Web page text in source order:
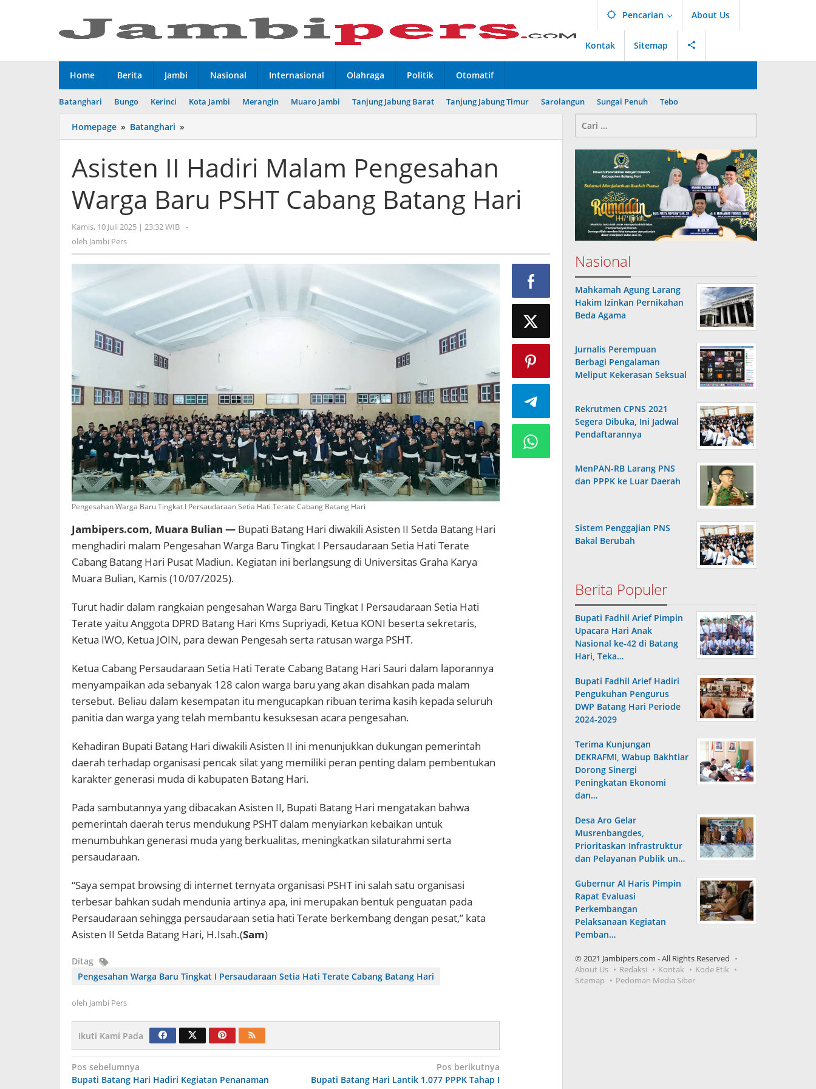
Pencarian About Us
Kontak Sitemap
Home Berita Jambi Nasional Internasional Olahraga Politik Otomatif
Batanghari Bungo Kerinci Kota Jambi Merangin Muaro Jambi Tanjung Jabung Barat Tanjung Jabung Timur Sarolangun Sungai Penuh Tebo
Homepage » Batanghari »
II
Malam
Pengesahan
Baru
Cabang
Hari
Asisten II Hadiri Malam Pengesahan
Warga Baru PSHT Cabang Batang Hari
Kamis, 10 Juli 2025 | 23:32 WIB oleh
-
oleh Jambi Pers
Pengesahan Warga Baru Tingkat I Persaudaraan Setia Hati Terate Cabang Batang Hari
Jambipers.com, Muara Bulian — Bupati Batang Hari diwakili Asisten II Setda Batang Hari
menghadiri malam Pengesahan Warga Baru Tingkat I Persaudaraan Setia Hati Terate
Cabang Batang Hari Pusat Madiun. Kegiatan ini berlangsung di Universitas Graha Karya
Muara Bulian, Kamis (10/07/2025).
Turut hadir dalam rangkaian pengesahan Warga Baru Tingkat I Persaudaraan Setia Hati
Terate yaitu Anggota DPRD Batang Hari Kms Supriyadi, Ketua KONI beserta sekretaris,
Ketua IWO, Ketua JOIN, para dewan Pengesah serta ratusan warga PSHT.
Ketua Cabang Persaudaraan Setia Hati Terate Cabang Batang Hari Sauri dalam laporannya
menyampaikan ada sebanyak 128 calon warga baru yang akan disahkan pada malam
tersebut. Beliau dalam kesempatan itu mengucapkan ribuan terima kasih kepada seluruh
panitia dan warga yang telah membantu kesuksesan acara pengesahan.
Kehadiran Bupati Batang Hari diwakili Asisten II ini menunjukkan dukungan pemerintah
daerah terhadap organisasi pencak silat yang memiliki peran penting dalam pembentukan
karakter generasi muda di kabupaten Batang Hari.
Pada sambutannya yang dibacakan Asisten II, Bupati Batang Hari mengatakan bahwa
pemerintah daerah terus mendukung PSHT dalam menyiarkan kebaikan untuk
menumbuhkan generasi muda yang berkualitas, meningkatkan silaturahmi serta
persaudaraan.
“Saya sempat browsing di internet ternyata organisasi PSHT ini salah satu organisasi
terbesar bahkan sudah mendunia artinya apa, ini merupakan bentuk penguatan pada
Persaudaraan sehingga persaudaraan setia hati Terate berkembang dengan pesat,” kata
Asisten II Setda Batang Hari, H.Isah.(Sam)
Ditag
Pengesahan Warga Baru Tingkat I Persaudaraan Setia Hati Terate Cabang Batang Hari
oleh Jambi Pers
Ikuti Kami Pada
Navigasi
Pos sebelumnya
Bupati Batang Hari Hadiri Kegiatan Penanaman
Pos berikutnya
Bupati Batang Hari Lantik 1.077 PPPK Tahap I
Cari
untuk:
Nasional
Mahkamah Agung Larang
Hakim Izinkan Pernikahan
Beda Agama
Jurnalis Perempuan
Berbagi Pengalaman
Meliput Kekerasan Seksual
Rekrutmen CPNS 2021
Segera Dibuka, Ini Jadwal
Pendaftarannya
MenPAN-RB Larang PNS
dan PPPK ke Luar Daerah
Sistem Penggajian PNS
Bakal Berubah
Berita Populer
Bupati Fadhil Arief Pimpin
Upacara Hari Anak
Nasional ke-42 di Batang
Hari, Teka…
Bupati Fadhil Arief Hadiri
Pengukuhan Pengurus
DWP Batang Hari Periode
2024-2029
Terima Kunjungan
DEKRAFMI, Wabup Bakhtiar
Dorong Sinergi
Peningkatan Ekonomi
dan…
Desa Aro Gelar
Musrenbangdes,
Prioritaskan Infrastruktur
dan Pelayanan Publik un…
Gubernur Al Haris Pimpin
Rapat Evaluasi
Perkembangan
Pelaksanaan Kegiatan
Pemban…
© 2021 Jambipers.com - All Rights Reserved
About Us
Redaksi Kontak
Kode Etik
Sitemap
Pedoman Media Siber